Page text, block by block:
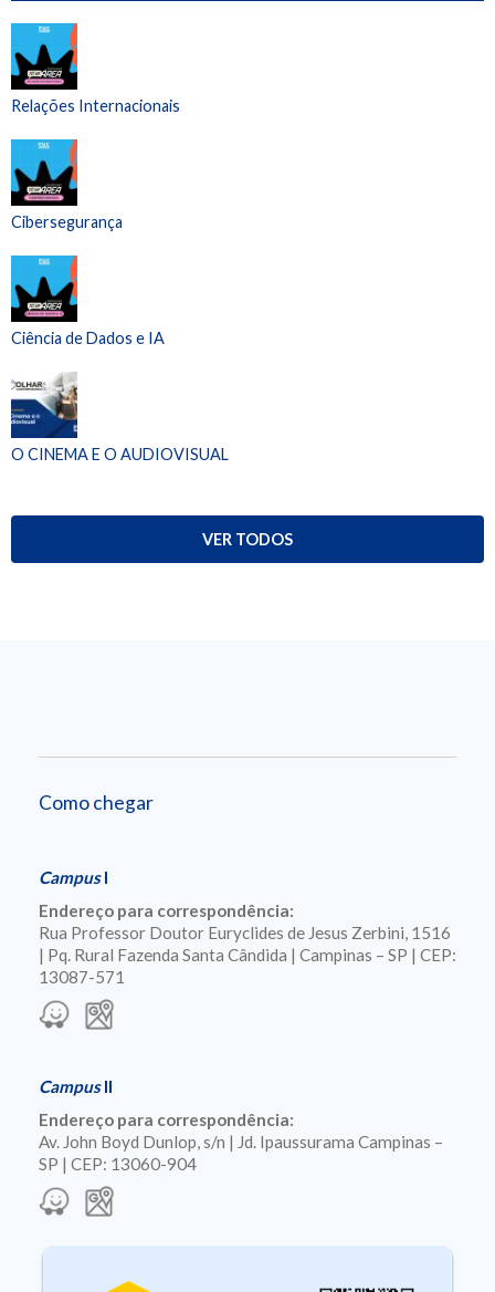
Relações Internacionais
Cibersegurança
Ciência de Dados e IA
O CINEMA E O AUDIOVISUAL
VER TODOS
Como chegar
CampusI
Endereço para correspondência:
Rua Professor Doutor Euryclides de Jesus Zerbini, 1516
| Pq. Rural Fazenda Santa Cândida | Campinas – SP | CEP:
13087-571
CampusII
Endereço para correspondência:
Av. John Boyd Dunlop, s/n | Jd. Ipaussurama Campinas –
SP | CEP: 13060-904